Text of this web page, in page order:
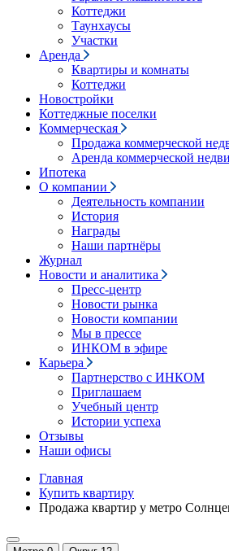
Коттеджи
Таунхаусы
Участки
Аренда
Квартиры и комнаты
Коттеджи
Новостройки
Коттеджные поселки
Коммерческая
Продажа коммерческой
Аренда коммерческой
Ипотека
О компании
Деятельность компании
История
Награды
Наши партнёры
Журнал
Новости и аналитика
Пресс-центр
Новости рынка
Новости компании
Мы в прессе
ИНКОМ в эфире
Карьера
Партнерство с ИНКОМ
Приглашаем
Учебный центр
Истории успеха
Отзывы
Наши офисы
Главная
Купить квартиру
Продажа квартир у метро